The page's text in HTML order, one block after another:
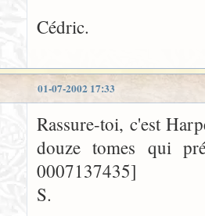
Cédric.
01-07-2002 17:33
Rassure-toi, c'est
douze tomes qui
0007137435]
S.